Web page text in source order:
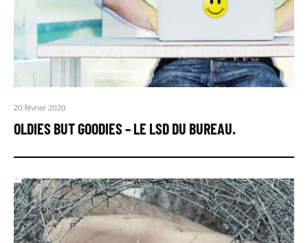
20 février 2020
OLDIES BUT GOODIES – LE LSD DU BUREAU.